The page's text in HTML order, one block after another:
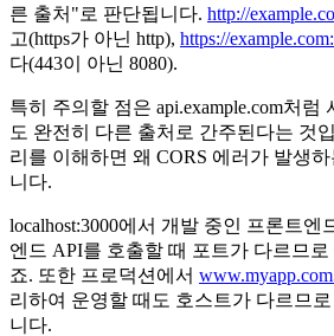
른 출처"로 판단됩니다. http://
고(https가 아닌 http), https://
다(443이 아닌 8080).
특히 주의할 점은 api.example.com처럼
도 완전히 다른 출처로 간주된다는 것
리를 이해하면 왜 CORS 에러가 발생
니다.
localhost:3000에서 개발 중인 프론트엔
엔드 API를 호출할 때 포트가 다르므로
죠. 또한 프로덕션에서
리하여 운영할 때도 호스트가 다르므
니다.